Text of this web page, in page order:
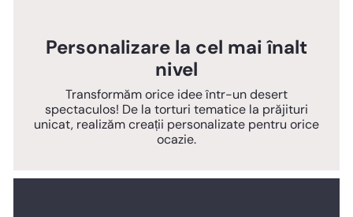
Personalizare la cel mai înalt
nivel
Transformăm orice idee într-un desert
spectaculos! De la torturi tematice la prăjituri
unicat, realizăm creații personalizate pentru orice
ocazie.